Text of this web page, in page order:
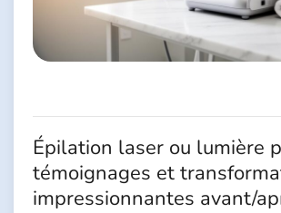
Épilation laser ou lumière
témoignages et
impressionnantes avant/